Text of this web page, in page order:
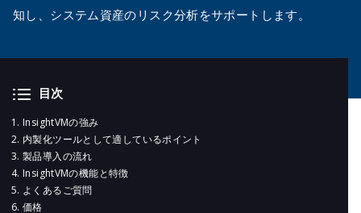
知し、システム資産のリスク分析をサポートします。
目次
InsightVMの強み
内製化ツールとして適しているポイント
製品導入の流れ
InsightVMの機能と特徴
よくあるご質問
価格